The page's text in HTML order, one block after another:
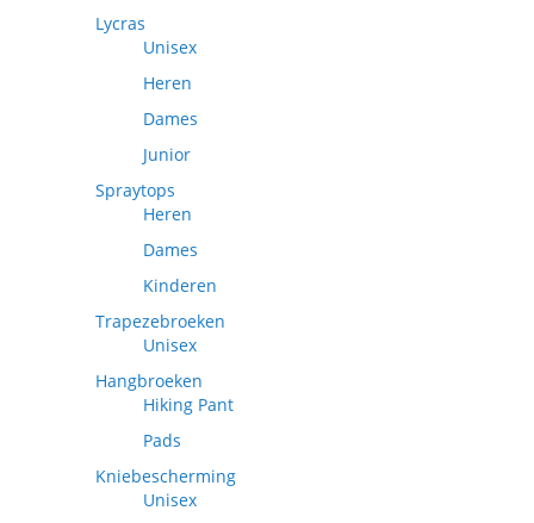
Lycras
Unisex
Heren
Dames
Junior
Spraytops
Heren
Dames
Kinderen
Trapezebroeken
Unisex
Hangbroeken
Hiking Pant
Pads
Kniebescherming
Unisex